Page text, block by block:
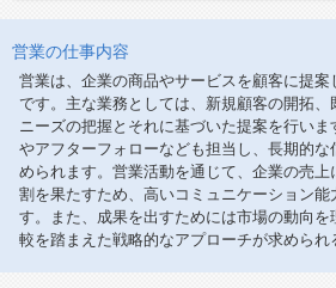
営業の仕事内容
営業は、企業の商品やサービスを顧客に提
です。主な業務としては、新規顧客の開拓、
ニーズの把握とそれに基づいた提案を行い
やアフターフォローなども担当し、長期的
められます。営業活動を通じて、企業の売
割を果たすため、高いコミュニケーション
す。また、成果を出すためには市場の動向
較を踏まえた戦略的なアプローチが求められ